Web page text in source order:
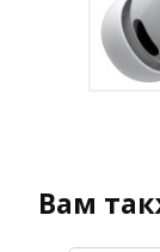
Вам